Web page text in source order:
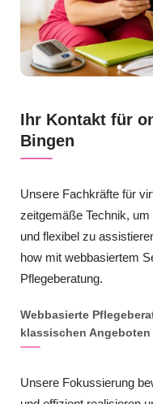
Ihr Kontakt für
Bingen
Unsere Fachkräfte für
zeitgemäße Technik,
und flexibel zu
how mit webbasiertem
Pflegeberatung.
Webbasierte
klassischen Angeboten
Unsere Fokussierung